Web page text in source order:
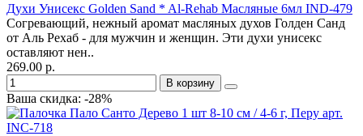
Духи Унисекс Golden Sand * Al-Rehab Масляные 6мл IND-479
Согревающий, нежный аромат масляных духов Голден Санд
от Аль Рехаб - для мужчин и женщин. Эти духи унисекс
оставляют нен..
269.00 р.
В корзину
Ваша скидка: -28%